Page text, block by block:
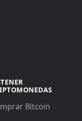
Bitcoin